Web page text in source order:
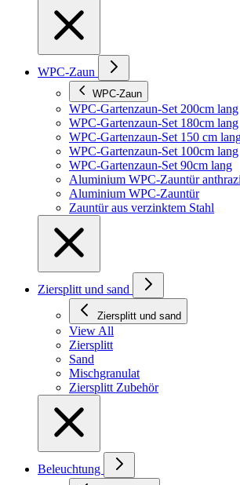
WPC-Zaun
WPC-Zaun
WPC-Gartenzaun-Set 200cm lang
WPC-Gartenzaun-Set 180cm lang
WPC-Gartenzaun-Set 150 cm
WPC-Gartenzaun-Set 100cm lang
WPC-Gartenzaun-Set 90cm lang
Aluminium WPC-Zauntür
Aluminium WPC-Zauntür
Zauntür aus verzinktem Stahl
Ziersplitt und sand
Ziersplitt und sand
View All
Ziersplitt
Sand
Mischgranulat
Ziersplitt Zubehör
Beleuchtung